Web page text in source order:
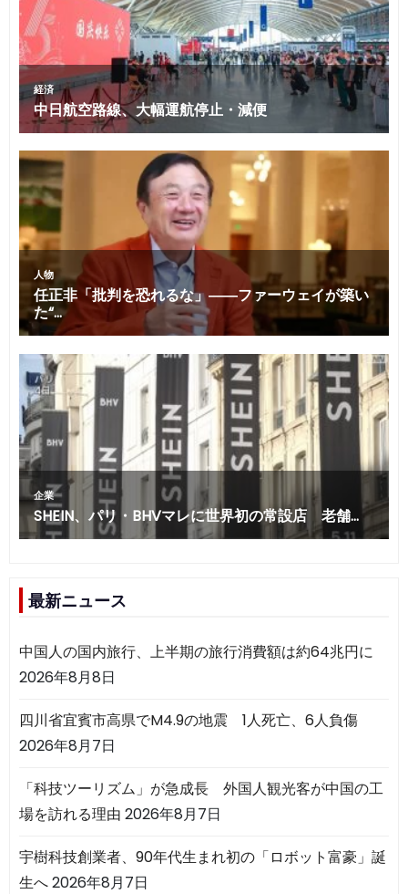
最新ニュース
中国人の国内旅行、上半期の旅行消費額は約64兆円に
2026年8月8日
四川省宜賓市高県でM4.9の地震 1人死亡、6人負傷
2026年8月7日
「科技ツーリズム」が急成長 外国人観光客が中国の工
場を訪れる理由 2026年8月7日
宇樹科技創業者、90年代生まれ初の「ロボット富豪」誕
生へ2026年8月7日